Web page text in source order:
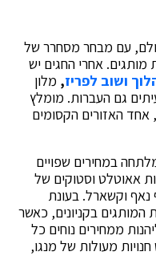
עם מבחר מסחרר של
מותגים. אחרי החגים יש
ושוב לפריז, מלון
גם העברות. מומלץ
אחד האזורים הקסומים
במחירים שפויים
אאוטלט וסטוקים של
נאף וקשארל. בעונת
המותגים בקניונים, כאשר
ממחירים נוחים כל
מעולות של מנגו,